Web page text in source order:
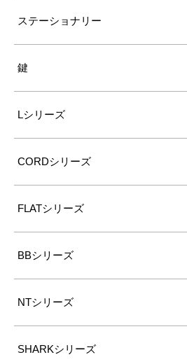
ステーショナリー
鍵
Lシリーズ
CORDシリーズ
FLATシリーズ
BBシリーズ
NTシリーズ
SHARKシリーズ